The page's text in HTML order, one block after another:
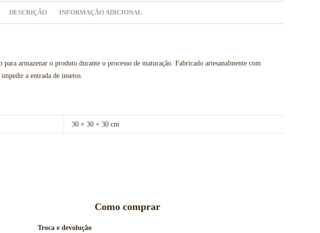
DESCRIÇÃO INFORMAÇÃO ADICIONAL
armazenar o produto durante o processo de maturação. Fabricado artesanalmente com
a entrada de insetos.
30 × 30 × 30 cm
Como comprar
Troca e devolução